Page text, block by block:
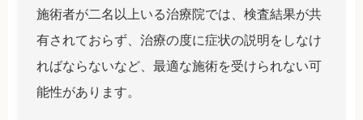
施術者が二名以上いる治療院では、検査結果が共
有されておらず、治療の度に症状の説明をしなけ
ればならないなど、最適な施術を受けられない可
能性があります。